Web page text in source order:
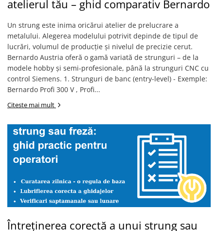
Masini de satinat
Masini de slefuit cu banda
Masini de slefuit cu disc
Masini de slefuit cu mediu umed si
uscat
Masini de slefuit cutite de gravat
Masini de tesit
Masini pentru slefuit tevi
Polizoare de banc
Masini de filetat
Masini pneumatice de filetat
Masini electrice de filetat
Exhaustor pentru aschii metal
Masini de gaurit cu talpa
magnetica
Instalatii de spalare a pieselor
atelierul tău – ghid comparativ Bernardo
Un strung este inima oricărui atelier de prelucrare a
metalului. Alegerea modelului potrivit depinde de tipul de
lucrări, volumul de producție și nivelul de precizie cerut.
Bernardo Austria oferă o gamă variată de strunguri – de la
modele hobby și semi-profesionale, până la strunguri CNC cu
control Siemens. 1. Strunguri de banc (entry-level) - Exemple:
Bernardo Profi 300 V , Profi...
Citeste mai mult
Întreținerea corectă a unui strung sau